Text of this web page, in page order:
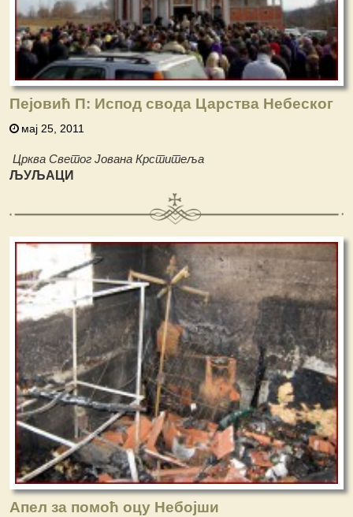
Пејовић П: Испод свода Царства Небеског
мај 25, 2011
Црква Светог Јована Крститеља
ЉУЉАЦИ
Апел за помоћ оцу Небојши